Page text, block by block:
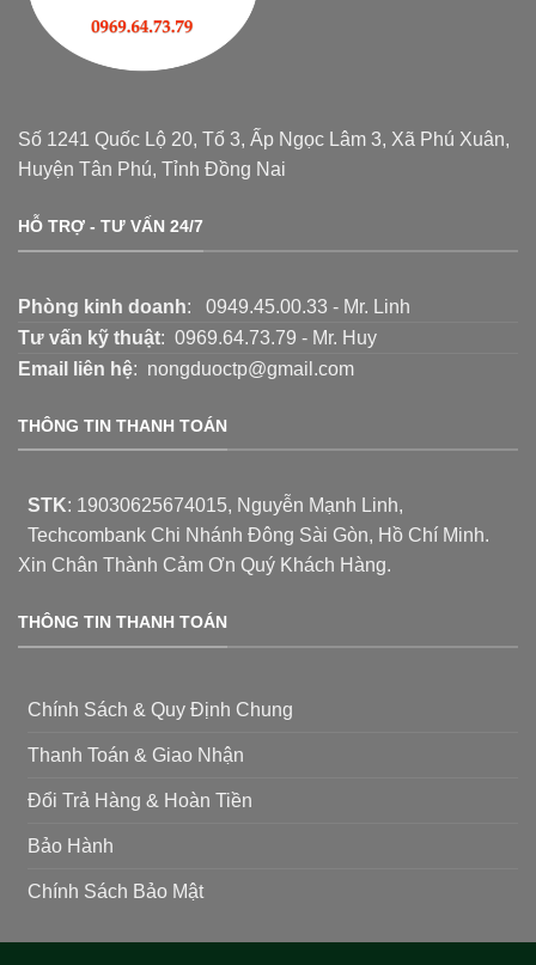
Số 1241 Quốc Lộ 20, Tổ 3, Ấp Ngọc Lâm 3, Xã Phú Xuân,
Huyện Tân Phú, Tỉnh Đồng Nai
HỖ TRỢ - TƯ VẤN 24/7
Phòng kinh doanh: 0949.45.00.33 - Mr. Linh
Tư vấn kỹ thuật: 0969.64.73.79 - Mr. Huy
Email liên hệ: nongduoctp@gmail.com
THÔNG TIN THANH TOÁN
STK: 19030625674015, Nguyễn Mạnh Linh,
Techcombank Chi Nhánh Đông Sài Gòn, Hồ Chí Minh.
Xin Chân Thành Cảm Ơn Quý Khách Hàng.
THÔNG TIN THANH TOÁN
Chính Sách & Quy Định Chung
Thanh Toán & Giao Nhận
Đổi Trả Hàng & Hoàn Tiền
Bảo Hành
Chính Sách Bảo Mật